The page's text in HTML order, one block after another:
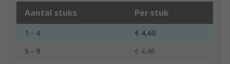
Aantal stuks Per stuk
1 - 4
€ 4,60
5 - 9
€ 4,46